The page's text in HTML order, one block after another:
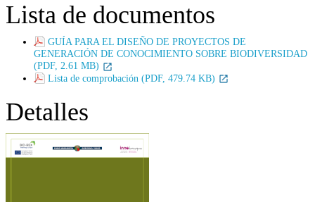
Lista de documentos
GUÍA PARA EL DISEÑO DE PROYECTOS DE
GENERACIÓN DE CONOCIMIENTO SOBRE BIODIVERSIDAD
(PDF, 2.61 MB)
Lista de comprobación (PDF, 479.74 KB)
Detalles